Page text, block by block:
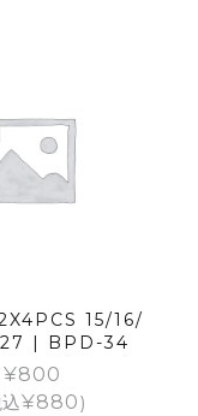
15/16/
| BPD-34
¥800
¥880)